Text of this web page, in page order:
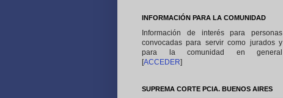
INFORMACIÓN PARA LA COMUNIDAD
Información de interés para personas
convocadas para servir como jurados y
para la comunidad en general
[ACCEDER]
SUPREMA CORTE PCIA. BUENOS AIRES